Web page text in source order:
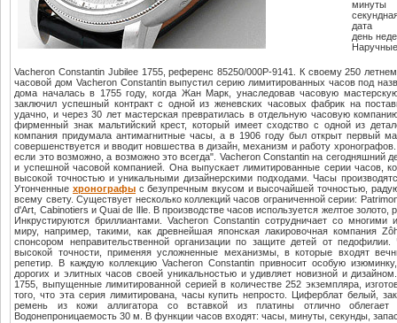
минуты
дата
день
Vacheron Constantin Jubilee 1755, референс 85250/000P-9141. К своему 250
часовой дом Vacheron Constantin выпустил серию лимитированных часов под
дома началась в 1755 году, когда Жан Марк, унаследовав часовую
заключил успешный контракт с одной из женевских часовых фабрик на
удачно, и через 30 лет мастерская превратилась в отдельную часовую
фирменный знак мальтийский крест, который имеет сходство с одной из
компания придумала антимагнитные часы, а в 1906 году был открыт первый
совершенствуется и вводит новшества в дизайн, механизм и работу
если это возможно, а возможно это всегда". Vacheron Constantin на сегодняшний
и успешной часовой компанией. Она выпускает лимитированные серии часов,
высокой точностью и уникальными дизайнерскими подходами. Часы
Утонченныехронографы с безупречным вкусом и высочайшей точностью,
всему свету. Существует несколько коллекций часов ограниченной серии:
d'Art, Cabinotiers и Quai de lIle. В производстве часов используется желтое золото,
Инкрустируются бриллиантами. Vacheron Constantin сотрудничает со
миру, например, такими, как древнейшая японская лакировочная компания
спонсором неправительственной организации по защите детей от
высокой точности, применяя усложненные механизмы, в которые входят
репетир. В каждую коллекцию Vacheron Constantin привносит особую изюминку,
дорогих и элитных часов своей уникальностью и удивляет новизной и
1755, выпущенные лимитированной серией в количестве 252 экземпляра,
того, что эта серия лимитирована, часы купить непросто. Циферблат белый,
ремень из кожи аллигатора со вставкой из платины отлично
Водонепроницаемость 30 м. В функции часов входят: часы, минуты, секунды,